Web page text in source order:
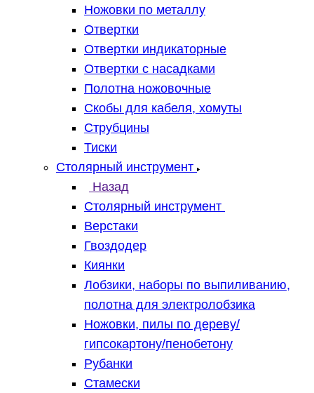
Ножовки по металлу
Отвертки
Отвертки индикаторные
Отвертки с насадками
Полотна ножовочные
Скобы для кабеля, хомуты
Струбцины
Тиски
Столярный инструмент
Назад
Столярный инструмент
Верстаки
Гвоздодер
Киянки
Лобзики, наборы по выпиливанию,
полотна для электролобзика
Ножовки, пилы по дереву/
гипсокартону/пенобетону
Рубанки
Стамески